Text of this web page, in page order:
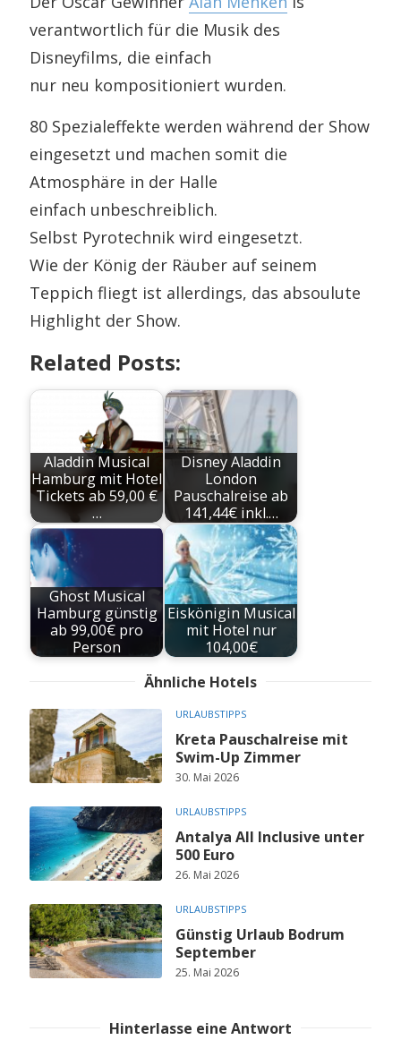
verantwortlich für die Musik des
Disneyfilms, die einfach
nur neu kompositioniert wurden.
80 Spezialeffekte werden während der Show
eingesetzt und machen somit die
Atmosphäre in der Halle
einfach unbeschreiblich.
Selbst Pyrotechnik wird eingesetzt.
Wie der König der Räuber auf seinem
Teppich fliegt ist allerdings, das absoulute
Highlight der Show.
Related Posts:
Aladdin Musical
Hamburg mit Hotel
Tickets ab 59,00 €
…
Disney Aladdin
London
Pauschalreise ab
141,44€ inkl.…
Ghost Musical
Hamburg günstig
ab 99,00€ pro
Person
Eiskönigin Musical
mit Hotel nur
104,00€
Ähnliche Hotels
URLAUBSTIPPS
Kreta Pauschalreise mit
Swim-Up Zimmer
30. Mai 2026
URLAUBSTIPPS
Antalya All Inclusive unter
500 Euro
26. Mai 2026
URLAUBSTIPPS
Günstig Urlaub Bodrum
September
25. Mai 2026
Hinterlasse eine Antwort